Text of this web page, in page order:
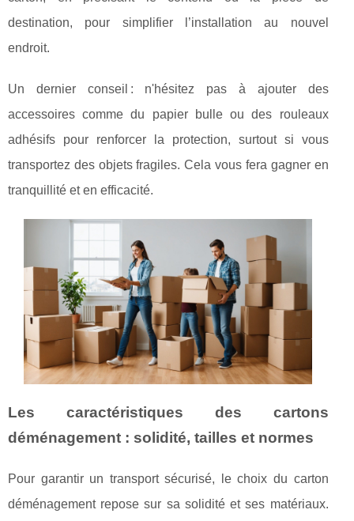
destination, pour simplifier l’installation au nouvel
endroit.
Un dernier conseil : n'hésitez pas à ajouter des
accessoires comme du papier bulle ou des rouleaux
adhésifs pour renforcer la protection, surtout si vous
transportez des objets fragiles. Cela vous fera gagner en
tranquillité et en efficacité.
Les caractéristiques des cartons
déménagement : solidité, tailles et normes
Pour garantir un transport sécurisé, le choix du carton
déménagement repose sur sa solidité et ses matériaux.